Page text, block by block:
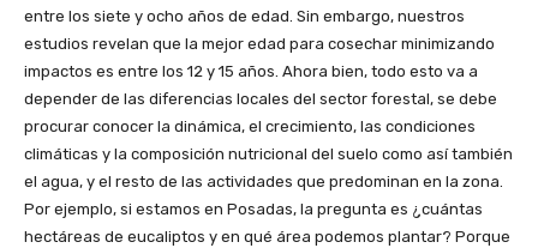
entre los siete y ocho años de edad. Sin embargo, nuestros
estudios revelan que la mejor edad para cosechar minimizando
impactos es entre los 12 y 15 años. Ahora bien, todo esto va a
depender de las diferencias locales del sector forestal, se debe
procurar conocer la dinámica, el crecimiento, las condiciones
climáticas y la composición nutricional del suelo como así también
el agua, y el resto de las actividades que predominan en la zona.
Por ejemplo, si estamos en Posadas, la pregunta es ¿cuántas
hectáreas de eucaliptos y en qué área podemos plantar? Porque